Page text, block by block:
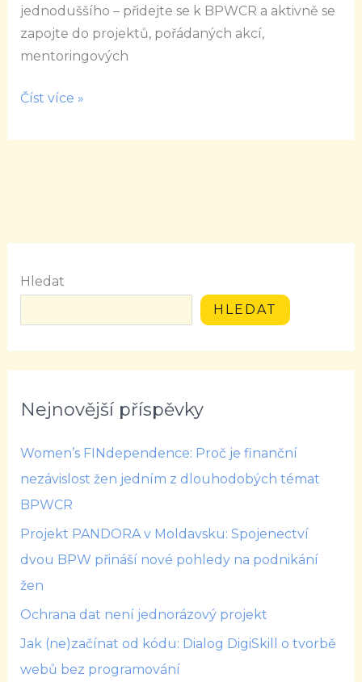
jednoduššího – přidejte se k BPWCR a aktivně se
zapojte do projektů, pořádaných akcí,
mentoringových
Číst více »
Hledat
HLEDAT
Nejnovější příspěvky
Women’s FINdependence: Proč je finanční
nezávislost žen jedním z dlouhodobých témat
BPWCR
Projekt PANDORA v Moldavsku: Spojenectví
dvou BPW přináší nové pohledy na podnikání
žen
Ochrana dat není jednorázový projekt
Jak (ne)začínat od kódu: Dialog DigiSkill o tvorbě
webů bez programování